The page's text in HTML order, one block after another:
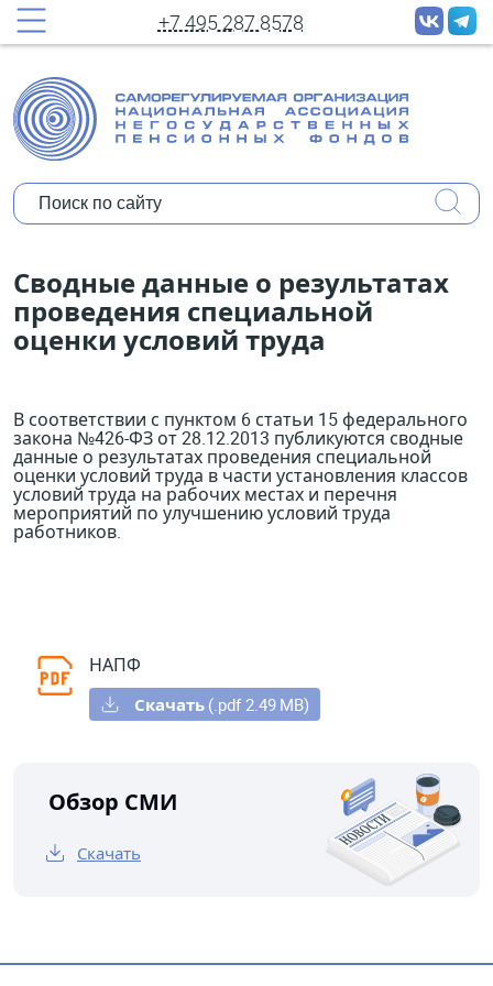
+7 495 287 8578
принудительных рассылок новостей
Полное имя:
Организация:
Уполномочены ли Вы представлять
мнение организации?
Коротко о себе:
Сводные данные о результатах
проведения специальной
оценки условий труда
В соответствии с пунктом 6 статьи 15 федерального
закона №426-ФЗ от 28.12.2013 публикуются сводные
данные о результатах проведения специальной
оценки условий труда в части установления классов
условий труда на рабочих местах и перечня
мероприятий по улучшению условий труда
работников.
НАПФ
Скачать (.pdf 2.49 MB)
Обзор СМИ
Скачать